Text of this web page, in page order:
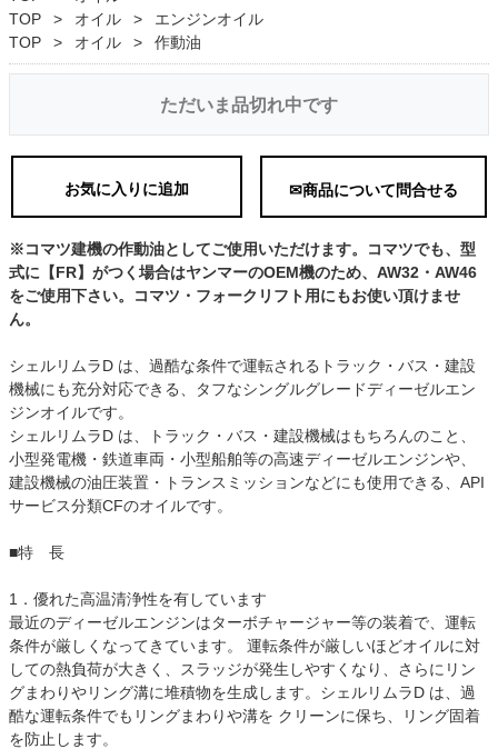
TOP
オイル
エンジンオイル
TOP
オイル 作動油
ただいま品切れ中です
お気に入りに追加 ✉商品について問合せる
※コマツ建機の作動油としてご使用いただけます。コマツでも、型
式に【FR】がつく場合はヤンマーのOEM機のため、AW32・AW46
をご使用下さい。コマツ・フォークリフト用にもお使い頂けませ
ん。
シェルリムラD は、過酷な条件で運転されるトラック・バス・建設
機械にも充分対応できる、タフなシングルグレードディーゼルエン
ジンオイルです。
シェルリムラD は、トラック・バス・建設機械はもちろんのこと、
小型発電機・鉄道車両・小型船舶等の高速ディーゼルエンジンや、
建設機械の油圧装置・トランスミッションなどにも使用できる、API
サービス分類CFのオイルです。
■特 長
1．優れた高温清浄性を有しています
最近のディーゼルエンジンはターボチャージャー等の装着で、運転
条件が厳しくなってきています。 運転条件が厳しいほどオイルに対
しての熱負荷が大きく、スラッジが発生しやすくなり、さらにリン
グまわりやリング溝に堆積物を生成します。シェルリムラD は、過
酷な運転条件でもリングまわりや溝を クリーンに保ち、リング固着
を防止します。